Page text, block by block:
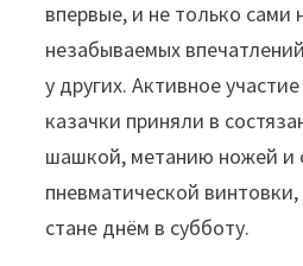
впервые, и не только сами
незабываемых
у других. Активное
казачки приняли в
шашкой, метанию ножей и
пневматической
стане днём в субботу.